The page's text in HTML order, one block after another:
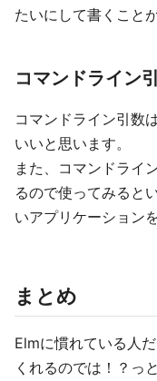
たいにして書くこと
コマンドライン
コマンドライン引数
いいと思います。
また、コマンドライ
るので使ってみると
いアプリケーション
まとめ
Elmに慣れている人
くれるのでは！？っ